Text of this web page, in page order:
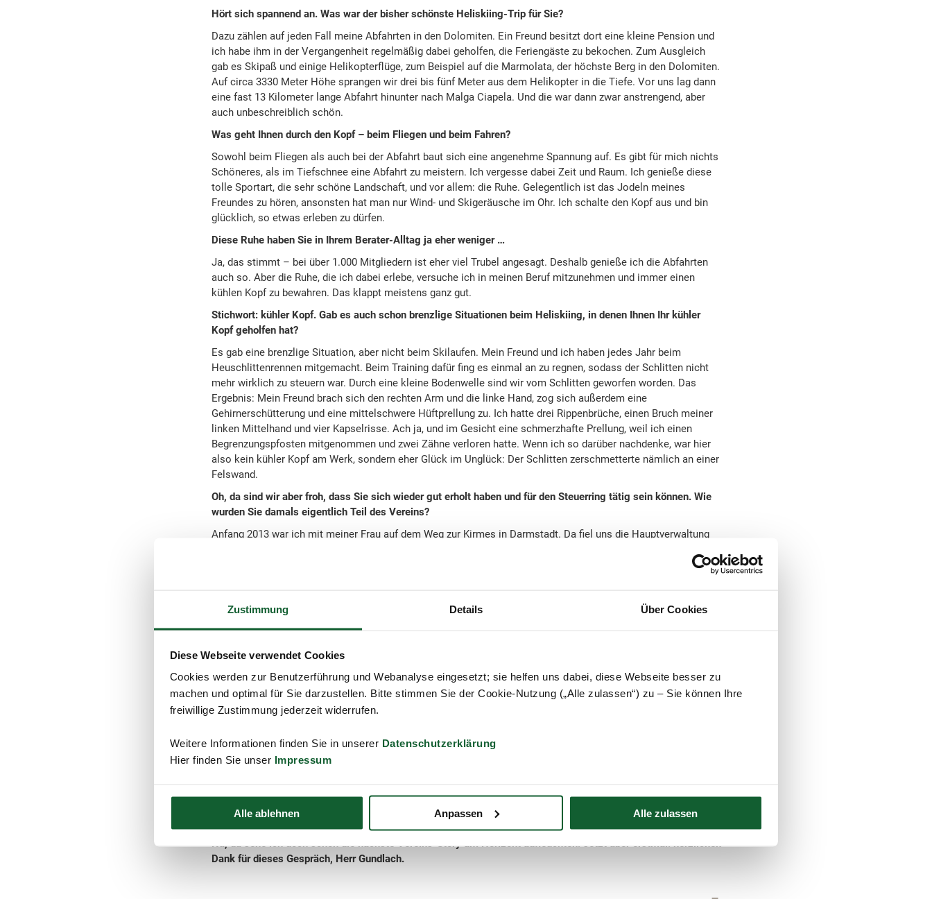
Zustimmung Details Über Cookies
Diese Webseite verwendet Cookies
Cookies werden zur Benutzerführung und Webanalyse eingesetzt; sie helfen uns dabei, diese Webseite besser zu
machen und optimal für Sie darzustellen. Bitte stimmen Sie der Cookie-Nutzung („Alle zulassen“) zu – Sie können Ihre
freiwillige Zustimmung jederzeit widerrufen.
Weitere Informationen finden Sie in unserer Datenschutzerklärung
Hier finden Sie unser Impressum
Alle ablehnen Anpassen Alle zulassen
Hört sich spannend an. Was war der bisher schönste Heliskiing-Trip für Sie?
Dazu zählen auf jeden Fall meine Abfahrten in den Dolomiten. Ein Freund besitzt dort eine kleine Pension und
ich habe ihm in der Vergangenheit regelmäßig dabei geholfen, die Feriengäste zu bekochen. Zum Ausgleich
gab es Skipaß und einige Helikopterflüge, zum Beispiel auf die Marmolata, der höchste Berg in den Dolomiten.
Auf circa 3330 Meter Höhe sprangen wir drei bis fünf Meter aus dem Helikopter in die Tiefe. Vor uns lag dann
eine fast 13 Kilometer lange Abfahrt hinunter nach Malga Ciapela. Und die war dann zwar anstrengend, aber
auch unbeschreiblich schön.
Was geht Ihnen durch den Kopf – beim Fliegen und beim Fahren?
Sowohl beim Fliegen als auch bei der Abfahrt baut sich eine angenehme Spannung auf. Es gibt für mich nichts
Schöneres, als im Tiefschnee eine Abfahrt zu meistern. Ich vergesse dabei Zeit und Raum. Ich genieße diese
tolle Sportart, die sehr schöne Landschaft, und vor allem: die Ruhe. Gelegentlich ist das Jodeln meines
Freundes zu hören, ansonsten hat man nur Wind- und Skigeräusche im Ohr. Ich schalte den Kopf aus und bin
glücklich, so etwas erleben zu dürfen.
Diese Ruhe haben Sie in Ihrem Berater-Alltag ja eher weniger …
Ja, das stimmt – bei über 1.000 Mitgliedern ist eher viel Trubel angesagt. Deshalb genieße ich die Abfahrten
auch so. Aber die Ruhe, die ich dabei erlebe, versuche ich in meinen Beruf mitzunehmen und immer einen
kühlen Kopf zu bewahren. Das klappt meistens ganz gut.
Stichwort: kühler Kopf. Gab es auch schon brenzlige Situationen beim Heliskiing, in denen Ihnen Ihr kühler
Kopf geholfen hat?
Es gab eine brenzlige Situation, aber nicht beim Skilaufen. Mein Freund und ich haben jedes Jahr beim
Heuschlittenrennen mitgemacht. Beim Training dafür fing es einmal an zu regnen, sodass der Schlitten nicht
mehr wirklich zu steuern war. Durch eine kleine Bodenwelle sind wir vom Schlitten geworfen worden. Das
Ergebnis: Mein Freund brach sich den rechten Arm und die linke Hand, zog sich außerdem eine
Gehirnerschütterung und eine mittelschwere Hüftprellung zu. Ich hatte drei Rippenbrüche, einen Bruch meiner
linken Mittelhand und vier Kapselrisse. Ach ja, und im Gesicht eine schmerzhafte Prellung, weil ich einen
Begrenzungspfosten mitgenommen und zwei Zähne verloren hatte. Wenn ich so darüber nachdenke, war hier
also kein kühler Kopf am Werk, sondern eher Glück im Unglück: Der Schlitten zerschmetterte nämlich an einer
Felswand.
Oh, da sind wir aber froh, dass Sie sich wieder gut erholt haben und für den Steuerring tätig sein können. Wie
wurden Sie damals eigentlich Teil des Vereins?
Anfang 2013 war ich mit meiner Frau auf dem Weg zur Kirmes in Darmstadt. Da fiel uns die Hauptverwaltung
super. Zu uns kommen die Mitglieder, auch wenn die Steuererklärung schon längst erstellt ist, einfach um sich
auszutauschen oder um auch mal „danke“ zu sagen. Das ist natürlich eine tolle Rückmeldung für uns als
Team. Es herrscht zwischen den Angestellten und den Mitgliedern ein sehr großes Vertrauen. Das begeistert
mich immer wieder aufs Neue.
auf Ihre Beratungsstelle als auch für Ihr Hobby?
Natürlich. Ich wünsche mir, dass unser Vorstand den Verein und damit auch meine Beratungsstelle weiterhin
Freiräume für mein künftiges Hobby: Ich mache im September einen Bootsführerschein.
Na, da sehe ich doch schon die nächste Vereins-Story am Horizont aufleuchten. Jetzt aber erstmal: herzlichen
Dank für dieses Gespräch, Herr Gundlach.